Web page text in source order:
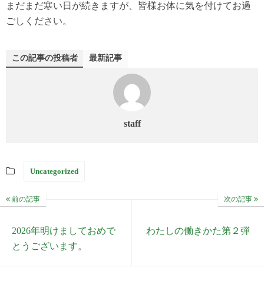
まだまだ寒い日が続きますが、皆様お体に気を付けてお過
ごしください。
この記事の投稿者 最新記事
staff
Uncategorized
前の記事
2026年明けましておめで
とうございます。
次の記事
わたしの働きかた第２弾